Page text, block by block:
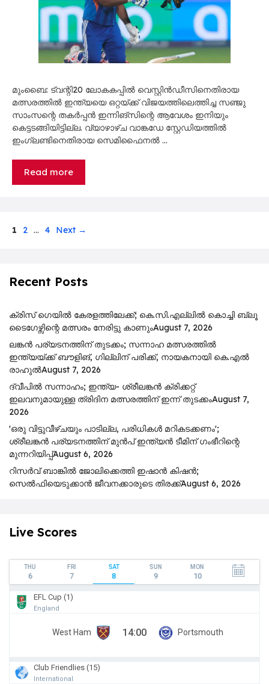
മുംബൈ: ട്വന്റി20 ലോകകപ്പിൽ വെസ്റ്റിൻഡീസിനെതിരായ
മത്സരത്തിൽ ഇന്ത്യയെ ഒറ്റയ്ക്ക് വിജയത്തിലെത്തിച്ച സഞ്ജു
സാംസന്റെ തകർപ്പൻ ഇന്നിങ്സിന്റെ ആവേശം ഇനിയും
കെട്ടടങ്ങിയിട്ടില്ല. വ്യാഴാഴ്ച വാങ്കഡേ സ്റ്റേഡിയത്തിൽ
ഇംഗ്ലണ്ടിനെതിരായ സെമിഫൈനൽ …
Read more
Page
1 Page
2 … Page
4 Next →
Recent Posts
ക്രിസ് ഗെയിൽ കേരളത്തിലേക്ക്; കെ.സി.എല്ലിൽ കൊച്ചി ബ്ലൂ
ടൈഗേഴ്സിന്റെ മത്സരം നേരിട്ടു കാണുംAugust 7, 2026
ലങ്കൻ പര്യടനത്തിന് തുടക്കം; സന്നാഹ മത്സരത്തിൽ
ഇന്ത്യയ്ക്ക് ബൗളിങ്, ഗില്ലിന് പരിക്ക്, നായകനായി കെ.എൽ
രാഹുൽAugust 7, 2026
ദ്വീപിൽ സന്നാഹം; ഇന്ത്യ- ശ്രീലങ്കൻ ക്രിക്കറ്റ്
ഇലവനുമായുള്ള ത്രിദിന മത്സരത്തിന് ഇന്ന് തുടക്കംAugust 7,
2026
'ഒരു വിട്ടുവീഴ്ചയും പാടില്ല, പരിധികൾ മറികടക്കണം';
ശ്രീലങ്കൻ പര്യടനത്തിന് മുൻപ് ഇന്ത്യൻ ടീമിന് ഗംഭീറിന്റെ
മുന്നറിയിപ്പ്August 6, 2026
റിസര്‍വ് ബാങ്കിൽ ജോലിക്കെത്തി ഇഷാന്‍ കിഷന്‍;
സെൽഫിയെടുക്കാൻ ജീവനക്കാരുടെ തിരക്ക്August 6, 2026
Live Scores
THU
6
FRI
7
SAT
8
SUN
9
MON
10
EFL Cup (1)
England
West Ham 14:00 Portsmouth
Club Friendlies (15)
International